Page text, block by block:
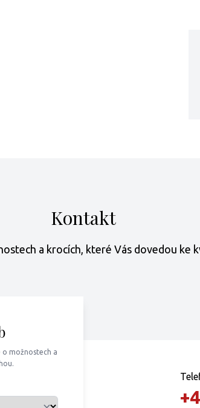
Kontakt
a krocích, které Vás dovedou ke
o možnostech a